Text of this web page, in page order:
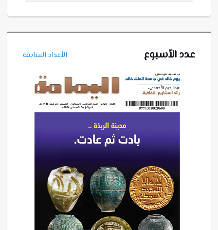
عدد الأسبوع الأعداد السابقة